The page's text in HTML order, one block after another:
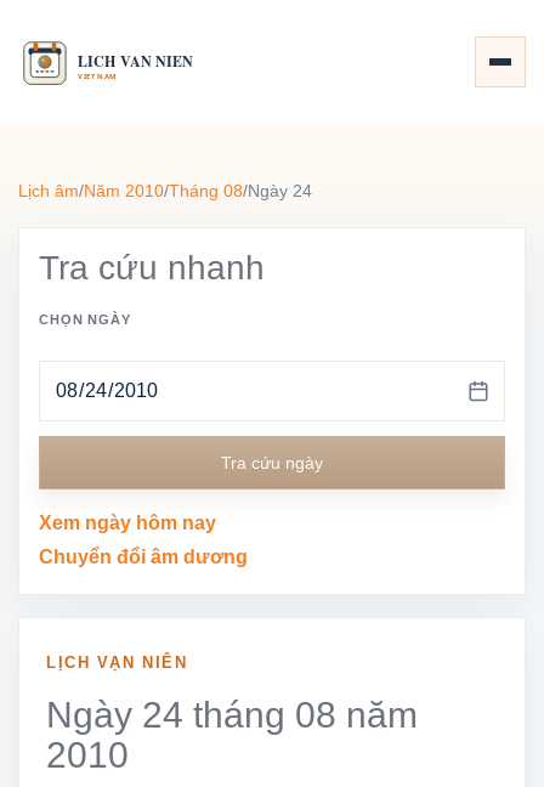
Lịch âm/Năm 2010/Tháng 08/Ngày 24
Tra cứu nhanh
CHỌN NGÀY
Tra cứu ngày
Xem ngày hôm nay
Chuyển đổi âm dương
LỊCH VẠN NIÊN
Ngày 24 tháng 08 năm
2010